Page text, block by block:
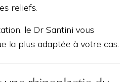
reliefs.
le Dr Santini vous
la plus adaptée à votre cas.